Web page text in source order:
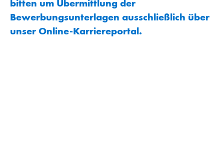
bitten um Übermittlung der
Bewerbungsunterlagen ausschließlich über
unser Online-Karriereportal.